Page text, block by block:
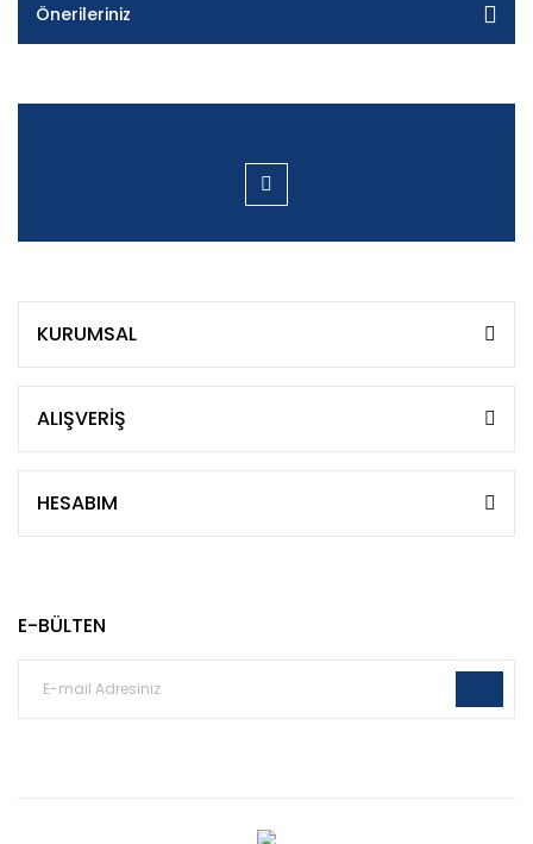
Önerileriniz
KURUMSAL
ALIŞVERİŞ
HESABIM
E-BÜLTEN